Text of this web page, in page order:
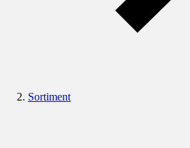
Sortiment